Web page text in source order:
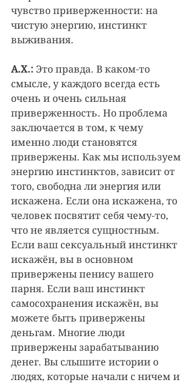
чувство приверженности: на
чистую энергию, инстинкт
выживания.
А.Х.: Это правда. В каком-то
смысле, у каждого всегда есть
очень и очень сильная
приверженность. Но проблема
заключается в том, к чему
именно люди становятся
привержены. Как мы используем
энергию инстинктов, зависит от
того, свободна ли энергия или
искажена. Если она искажена, то
человек посвятит себя чему-то,
что не является сущностным.
Если ваш сексуальный инстинкт
искажён, вы в основном
привержены пенису вашего
парня. Если ваш инстинкт
самосохранения искажён, вы
можете быть привержены
деньгам. Многие люди
привержены зарабатыванию
денег. Вы слышите истории о
людях, которые начали с ничем и